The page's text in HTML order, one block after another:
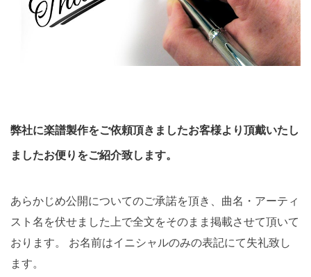
弊社に楽譜製作をご依頼頂きましたお客様より頂戴いたし
ましたお便りをご紹介致します。
あらかじめ公開についてのご承諾を頂き、曲名・アーティ
スト名を伏せました上で全文をそのまま掲載させて頂いて
おります。 お名前はイニシャルのみの表記にて失礼致し
ます。